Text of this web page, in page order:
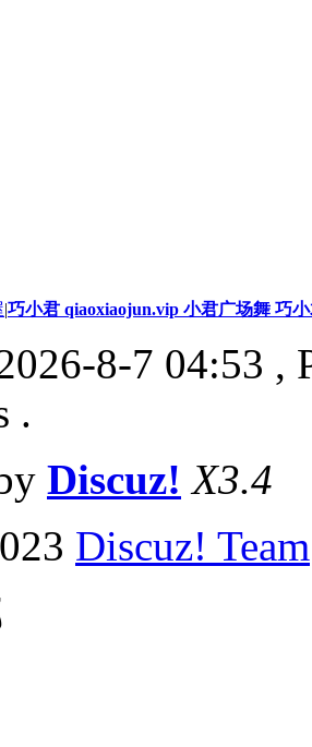
|巧小君 qiaoxiaojun.vip 小君广场舞 巧
8-7 04:53 ,
.
Discuz! X3.4
Discuz! Team